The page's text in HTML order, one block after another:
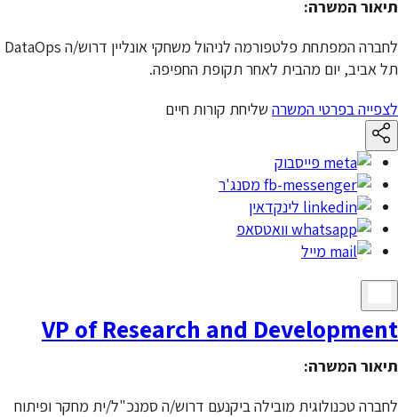
תיאור המשרה:
לחברה המפתחת פלטפורמה לניהול משחקי אונליין דרוש/ה DataOps
תל אביב, יום מהבית לאחר תקופת החפיפה.
לצפייה בפרטי המשרה שליחת קורות חיים
פייסבוק
מסנג'ר
לינקדאין
וואטסאפ
מייל
VP of Research and Development
תיאור המשרה:
לחברה טכנולוגית מובילה ביקנעם דרוש/ה סמנכ"ל/ית מחקר ופיתוח